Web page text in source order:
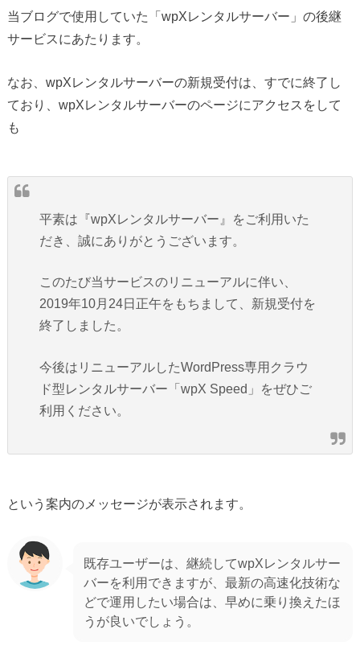
当ブログで使用していた「wpXレンタルサーバー」の後継
サービスにあたります。
なお、wpXレンタルサーバーの新規受付は、すでに終了し
ており、wpXレンタルサーバーのページにアクセスをして
も
平素は『wpXレンタルサーバー』をご利用いた
だき、誠にありがとうございます。
このたび当サービスのリニューアルに伴い、
2019年10月24日正午をもちまして、新規受付を
終了しました。
今後はリニューアルしたWordPress専用クラウ
ド型レンタルサーバー「wpX Speed」をぜひご
利用ください。
という案内のメッセージが表示されます。
既存ユーザーは、継続してwpXレンタルサー
バーを利用できますが、最新の高速化技術な
どで運用したい場合は、早めに乗り換えたほ
うが良いでしょう。